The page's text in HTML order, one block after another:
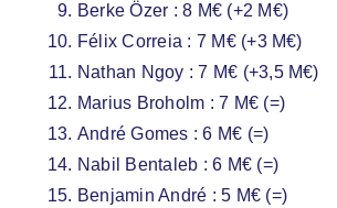
Berke Özer : 8 M€ (+2 M€)
Félix Correia : 7 M€ (+3 M€)
Nathan Ngoy : 7 M€ (+3,5 M€)
Marius Broholm : 7 M€ (=)
André Gomes : 6 M€ (=)
Nabil Bentaleb : 6 M€ (=)
Benjamin André : 5 M€ (=)